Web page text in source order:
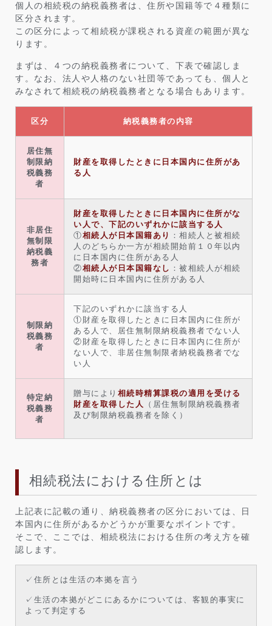
個人の相続税の納税義務者は、住所や国籍等で４種類に
区分されます。
この区分によって相続税が課税される資産の範囲が異な
ります。
まずは、４つの納税義務者について、下表で確認しま
す。なお、法人や人格のない社団等であっても、個人と
みなされて相続税の納税義務者となる場合もあります。
区分 納税義務者の内容
居住無
制限納
税義務
者
財産を取得したときに日本国内に住所があ
る人
非居住
無制限
納税義
務者
財産を取得したときに日本国内に住所がな
い人で、下記のいずれかに該当する人
①相続人が日本国籍あり ：相続人と被相続
人のどちらか一方が相続開始前１０年以内
に日本国内に住所がある人
②相続人が日本国籍なし ：被相続人が相続
開始時に日本国内に住所がある人
制限納
税義務
者
下記のいずれかに該当する人
①財産を取得したときに日本国内に住所が
ある人で、居住無制限納税義務者でない人
②財産を取得したときに日本国内に住所が
ない人で、非居住無制限者納税義務者でな
い人
特定納
税義務
者
贈与により 相続時精算課税の適用を受ける
財産を取得した人
（居住無制限納税義務者
及び制限納税義務者を除く）
相続税法における住所とは
上記表に記載の通り、納税義務者の区分においては、日
本国内に住所があるかどうかが重要なポイントです。
そこで、ここでは、相続税法における住所の考え方を確
認します。
✓住所とは生活の本拠を言う
✓生活の本拠がどこにあるかについては、客観的事実に
よって判定する